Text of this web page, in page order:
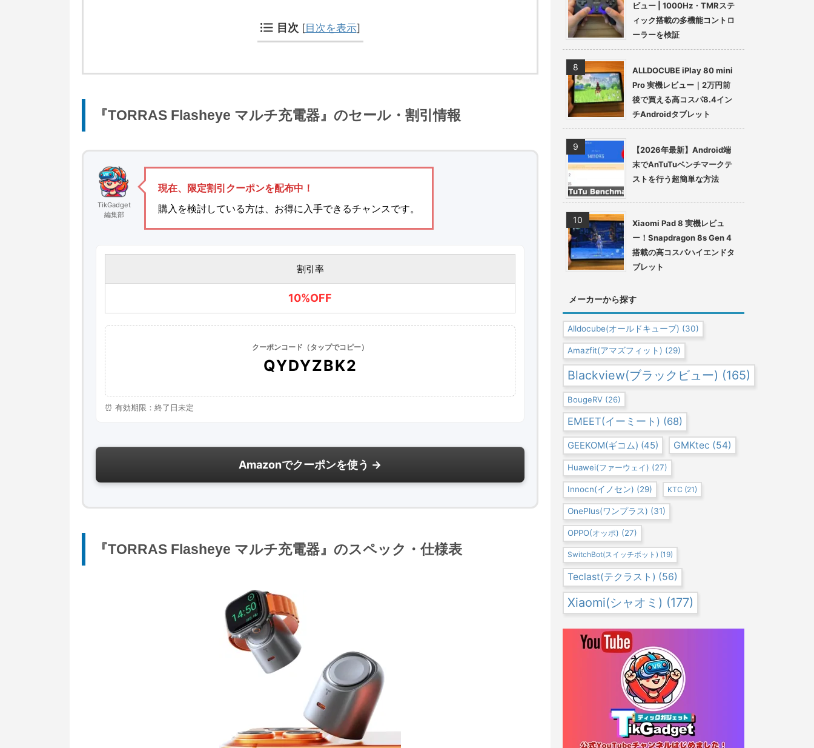
目次 [目次を表示]
『TORRAS Flasheye マルチ充電器』のセール・割引情報
TikGadget
編集部
現在、限定割引クーポンを配布中！
購入を検討している方は、お得に入手できるチャンスです。
割引率
10%OFF
クーポンコード（タップでコピー）
QYDYZBK2
⏰ 有効期限：終了日未定
Amazonでクーポンを使う →
『TORRAS Flasheye マルチ充電器』のスペック・仕様表
ビュー | 1000Hz・TMRステ
ィック搭載の多機能コントロ
ーラーを検証
ALLDOCUBE iPlay 80 mini
Pro 実機レビュー｜2万円前
後で買える高コスパ8.4イン
チAndroidタブレット
【2026年最新】Android端
末でAnTuTuベンチマークテ
ストを行う超簡単な方法
Xiaomi Pad 8 実機レビュ
ー！Snapdragon 8s Gen 4
搭載の高コスパハイエンドタ
ブレット
メーカーから探す
Alldocube(オールドキューブ) (30)
Amazfit(アマズフィット) (29)
Blackview(ブラックビュー) (165)
BougeRV (26)
EMEET(イーミート) (68)
GEEKOM(ギコム) (45) GMKtec (54)
Huawei(ファーウェイ) (27)
Innocn(イノセン) (29) KTC (21)
OnePlus(ワンプラス) (31)
OPPO(オッポ) (27)
SwitchBot(スイッチボット) (19)
Teclast(テクラスト) (56)
Xiaomi(シャオミ) (177)